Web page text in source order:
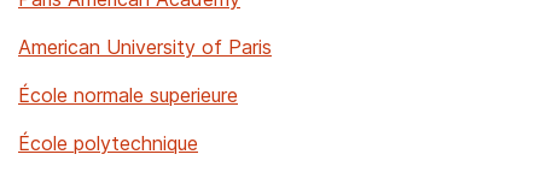
American University of Paris
École normale superieure
École polytechnique